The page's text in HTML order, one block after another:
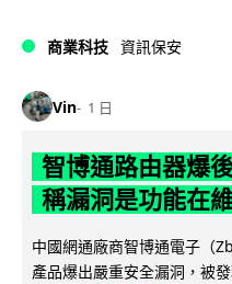
商業科技 資訊保安
Vin 1 日
智博通路由器爆
稱漏洞是功能在
中國網通廠商智博通電子（
產品爆出嚴重安全漏洞，被